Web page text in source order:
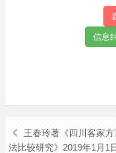
王春玲著《四川客家
法比较研究​》2019年1月1